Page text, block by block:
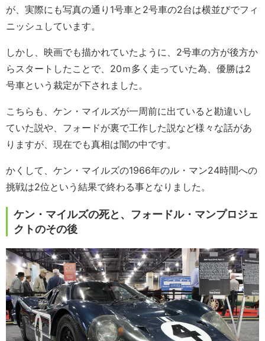
が、実際にも写真の通り1号車と2号車の2台は横並びでフィ
ニッシュしています。
しかし、映画でも描かれていたように、2号車の方が後方か
らスタートしたことで、20ｍ多く走っていた為、優勝は2
号車という裁定が下されました。
こちらも、ケン・マイルズが一周前に出ていると勘違いし
ていた説や、フォードが裏で工作した説など様々な話があ
りますが、現在でも真相は闇の中です。
かくして、ケン・マイルズの1966年のル・マン24時間への
挑戦は2位という結果で終わる事となりました。
ケン・マイルズの死と、フォードル・マンプロジェ
クトのその後